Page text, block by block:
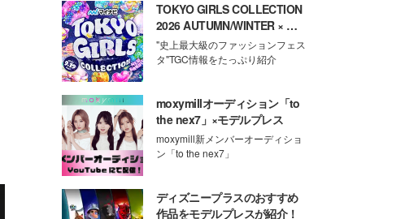
TOKYO GIRLS COLLECTION
2026 AUTUMN/WINTER × モ
デルプレス
"史上最大級のファッションフェス
タ"TGC情報をたっぷり紹介
moxymillオーディション「to
the nex7」×モデルプレス
moxymill新メンバーオーディショ
ン「to the nex7」
ディズニープラスのおすすめ
作品をモデルプレスが紹介！